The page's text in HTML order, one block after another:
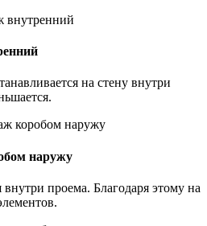
на стену внутри
наружу
внутри проема. Благодаря этому на